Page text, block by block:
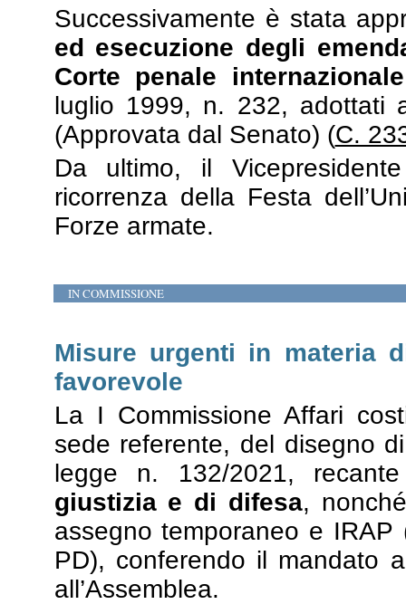
Successivamente è stata
ed esecuzione degli
Corte penale internazionale
luglio 1999, n. 232, adottati
(Approvata dal Senato) (C.
Da ultimo, il
ricorrenza della Festa
Forze armate.
IN COMMISSIONE
Misure urgenti in materia
favorevole
La I Commissione Affari
sede referente, del disegno
legge n. 132/2021,
giustizia e di difesa,
assegno temporaneo e IRAP
PD), conferendo il mandato
all’Assemblea.